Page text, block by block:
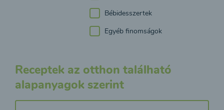
Bébidesszertek
Egyéb finomságok
Receptek az otthon található
alapanyagok szerint